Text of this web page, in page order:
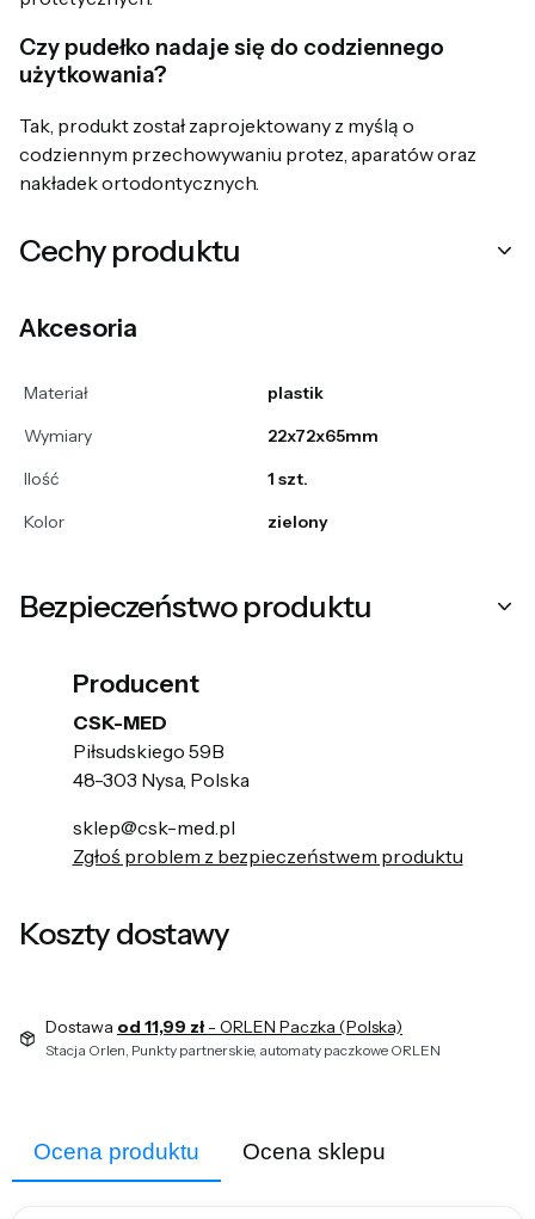
Czy pudełko nadaje się do codziennego
użytkowania?
Tak, produkt został zaprojektowany z myślą o
codziennym przechowywaniu protez, aparatów oraz
nakładek ortodontycznych.
Cechy produktu
Akcesoria
Materiał
plastik
Wymiary
22x72x65mm
Ilość
1 szt.
Kolor
zielony
Bezpieczeństwo produktu
Producent
CSK-MED
Piłsudskiego 59B
48-303 Nysa, Polska
sklep@csk-med.pl
Zgłoś problem z bezpieczeństwem produktu
Koszty dostawy
Dostawa od 11,99 zł- ORLEN Paczka (Polska)
Stacja Orlen, Punkty partnerskie, automaty paczkowe ORLEN
Ocena produktu Ocena sklepu